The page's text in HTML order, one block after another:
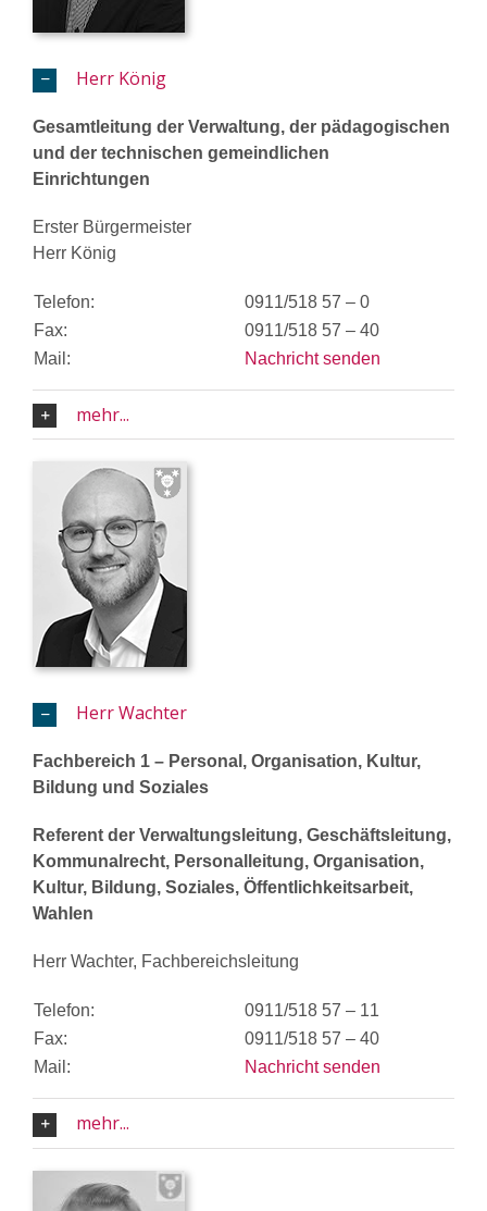
Herr König
Gesamtleitung der Verwaltung, der pädagogischen
und der technischen gemeindlichen
Einrichtungen
Erster Bürgermeister
Herr König
Telefon:
0911/518 57 – 0
Fax:
0911/518 57 – 40
Mail:
Nachricht senden
mehr...
Herr Wachter
Fachbereich 1 – Personal, Organisation, Kultur,
Bildung und Soziales
Referent der Verwaltungsleitung, Geschäftsleitung,
Kommunalrecht, Personalleitung, Organisation,
Kultur, Bildung, Soziales, Öffentlichkeitsarbeit,
Wahlen
Herr Wachter, Fachbereichsleitung
Telefon:
0911/518 57 – 11
Fax:
0911/518 57 – 40
Mail:
Nachricht senden
mehr...